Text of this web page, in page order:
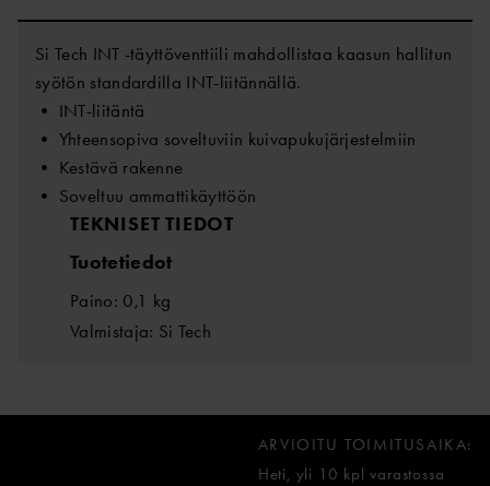
Si Tech INT -täyttöventtiili mahdollistaa kaasun hallitun
syötön standardilla INT-liitännällä.
• INT-liitäntä
• Yhteensopiva soveltuviin kuivapukujärjestelmiin
• Kestävä rakenne
• Soveltuu ammattikäyttöön
TEKNISET TIEDOT
Tuotetiedot
Paino: 0,1 kg
Valmistaja: Si Tech
ARVIOITU TOIMITUSAIKA:
Heti, yli 10 kpl varastossa